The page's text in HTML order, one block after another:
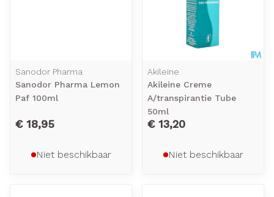
Sanodor Pharma
Sanodor Pharma Lemon
Paf 100ml
€ 18,95
Niet beschikbaar
Akileine
Akileine Creme
A/transpirantie Tube
50ml
€ 13,20
Niet beschikbaar